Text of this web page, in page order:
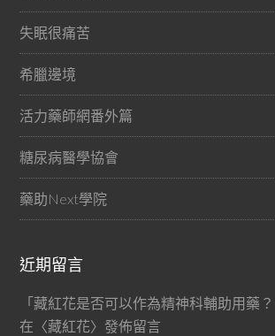
失眠很痛苦
希臘邊境
活力藥師網番外篇
糖尿病醫學協會
藥助Next學院
近期留言
「藏紅花是否可以作為精神科輔助用藥
在〈藏紅花〉發佈留言